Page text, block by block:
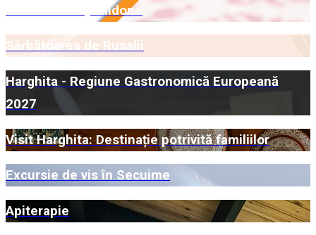
Certificare Myrmidone
Sărbătoarea de Rusalii
Harghita - Regiune Gastronomică Europeană
2027
Visit Harghita: Destinație potrivită familiilor
Excursie de vis în Secuime
Apiterapie